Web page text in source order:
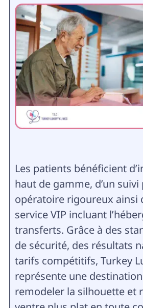
Les patients bénéficient
haut de gamme, d’un
opératoire rigoureux ainsi
service VIP incluant
transferts. Grâce à des
de sécurité, des résultats
tarifs compétitifs, Turkey
représente une
remodeler la silhouette et